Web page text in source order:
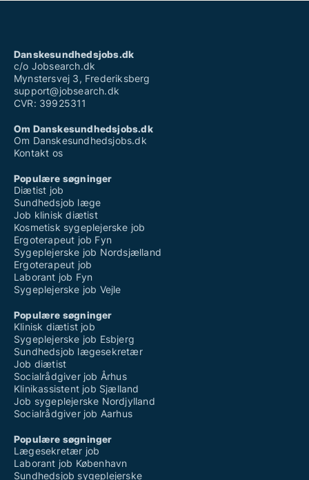
Danskesundhedsjobs.dk
c/o Jobsearch.dk
Mynstersvej 3, Frederiksberg
support@jobsearch.dk
CVR: 39925311
Om Danskesundhedsjobs.dk
Om Danskesundhedsjobs.dk
Kontakt os
Populære søgninger
Diætist job
Sundhedsjob læge
Job klinisk diætist
Kosmetisk sygeplejerske job
Ergoterapeut job Fyn
Sygeplejerske job Nordsjælland
Ergoterapeut job
Laborant job Fyn
Sygeplejerske job Vejle
Populære søgninger
Klinisk diætist job
Sygeplejerske job Esbjerg
Sundhedsjob lægesekretær
Job diætist
Socialrådgiver job Århus
Klinikassistent job Sjælland
Job sygeplejerske Nordjylland
Socialrådgiver job Aarhus
Populære søgninger
Lægesekretær job
Laborant job København
Sundhedsjob sygeplejerske